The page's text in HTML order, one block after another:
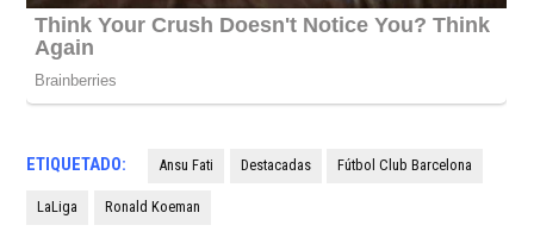
ETIQUETADO: Ansu Fati Destacadas Fútbol Club Barcelona
LaLiga Ronald Koeman